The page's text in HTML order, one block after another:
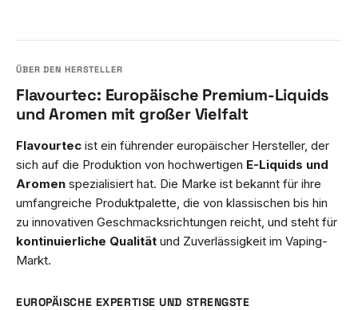
Flavourtec: Europäische Premium-Liquids
und Aromen mit großer Vielfalt
Flavourtec ist ein führender europäischer Hersteller, der
sich auf die Produktion von hochwertigen E-Liquids und
Aromen spezialisiert hat. Die Marke ist bekannt für ihre
umfangreiche Produktpalette, die von klassischen bis hin
zu innovativen Geschmacksrichtungen reicht, und steht für
kontinuierliche Qualität und Zuverlässigkeit im Vaping-
Markt.
EUROPÄISCHE EXPERTISE UND STRENGSTE